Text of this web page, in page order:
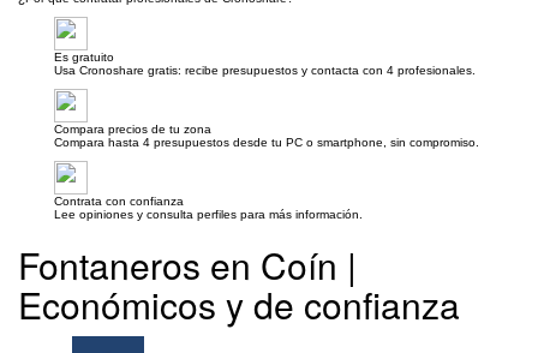
Es gratuito
Usa Cronoshare gratis: recibe presupuestos y contacta con 4 profesionales.
Compara precios de tu zona
Compara hasta 4 presupuestos desde tu PC o smartphone, sin compromiso.
Contrata con confianza
Lee opiniones y consulta perfiles para más información.
Fontaneros en Coín |
Económicos y de confianza